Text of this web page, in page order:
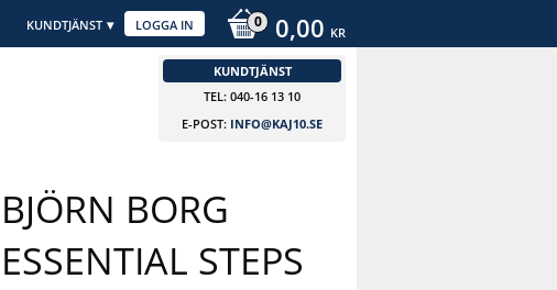
0,00 KR
LOGGA IN
KUNDTJÄNST
KUNDTJÄNST
TEL: 040-16 13 10
E-POST: INFO@KAJ10.SE
BJÖRN BORG
ESSENTIAL STEPS